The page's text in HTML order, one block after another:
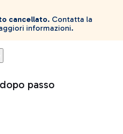
cancellato. Contatta la
informazioni.
passo